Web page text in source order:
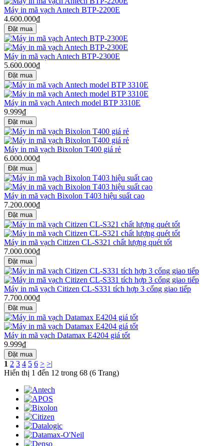
Máy in mã vạch Antech BTP-2200E
4.600.000₫
Máy in mã vạch Antech BTP-2300E
5.600.000₫
Máy in mã vạch Antech model BTP 3310E
9.999₫
Máy in mã vạch Bixolon T400 giá rẻ
6.000.000₫
Máy in mã vạch Bixolon T403 hiệu suất cao
7.200.000₫
Máy in mã vạch Citizen CL-S321 chất lượng quét tốt
7.000.000₫
Máy in mã vạch Citizen CL-S331 tích hợp 3 cổng giao tiếp
7.700.000₫
Máy in mã vạch Datamax E4204 giá tốt
9.999₫
1 2 3 4 5 6 > >|
Hiển thị 1 đến 12 trong 68 (6 Trang)